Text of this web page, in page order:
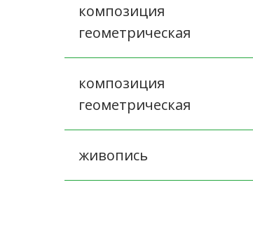
композиция
геометрическая
композиция
геометрическая
живопись